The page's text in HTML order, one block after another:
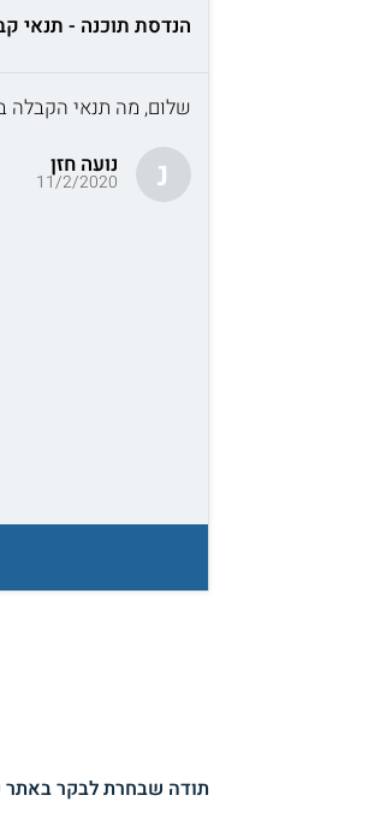
הנדסת תוכנה - תנאי
שלום, מה תנאי הקבלה
נ נועה חזן
11/2/2020
תודה שבחרת לבקר באתר